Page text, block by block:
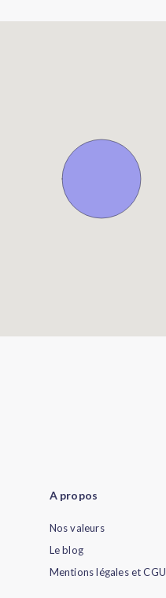
A propos
Nos valeurs
Le blog
Mentions légales et CGU